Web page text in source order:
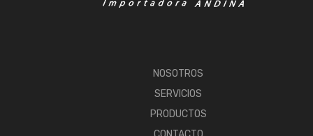
NOSOTROS
SERVICIOS
PRODUCTOS